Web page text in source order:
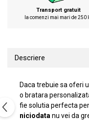
Transport gratuit
la comenzi mai mari de 250
Descriere
Daca trebuie sa oferi
o bratara
fie solutia perfecta
niciodata nu vei da